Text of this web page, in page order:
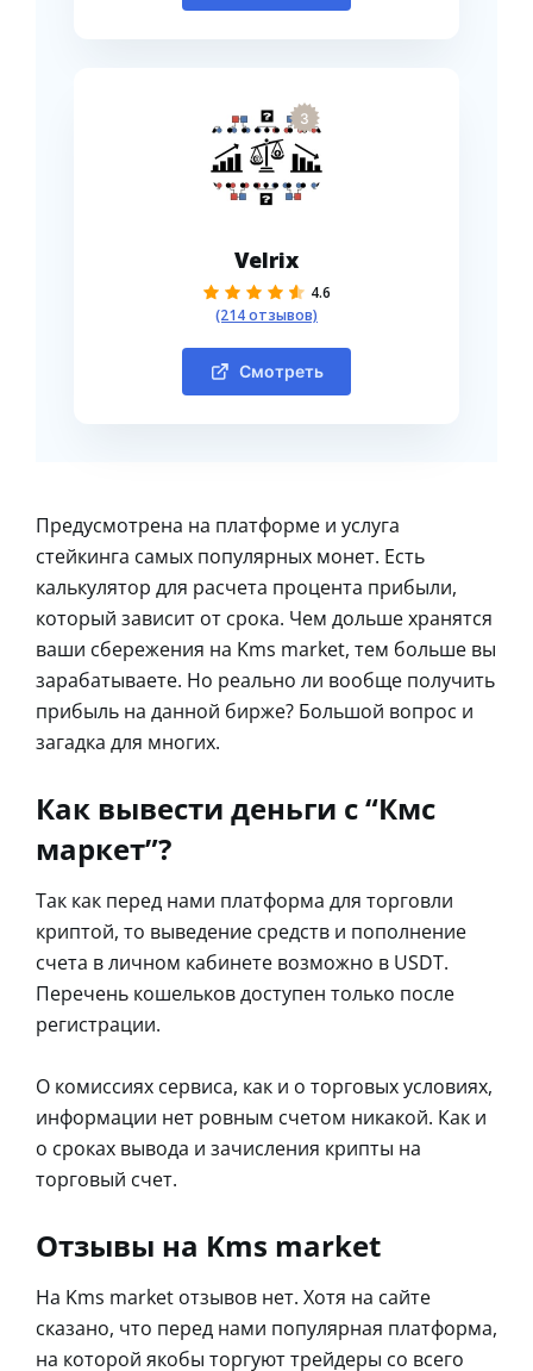
3
Velrix
4.6
(214 отзывов)
Смотреть
Предусмотрена на платформе и услуга
стейкинга самых популярных монет. Есть
калькулятор для расчета процента прибыли,
который зависит от срока. Чем дольше хранятся
ваши сбережения на Kms market, тем больше вы
зарабатываете. Но реально ли вообще получить
прибыль на данной бирже? Большой вопрос и
загадка для многих.
Как вывести деньги с “Кмс
маркет”?
Так как перед нами платформа для торговли
криптой, то выведение средств и пополнение
счета в личном кабинете возможно в USDT.
Перечень кошельков доступен только после
регистрации.
О комиссиях сервиса, как и о торговых условиях,
информации нет ровным счетом никакой. Как и
о сроках вывода и зачисления крипты на
торговый счет.
Отзывы на Kms market
На Kms market отзывов нет. Хотя на сайте
сказано, что перед нами популярная платформа,
на которой якобы торгуют трейдеры со всего